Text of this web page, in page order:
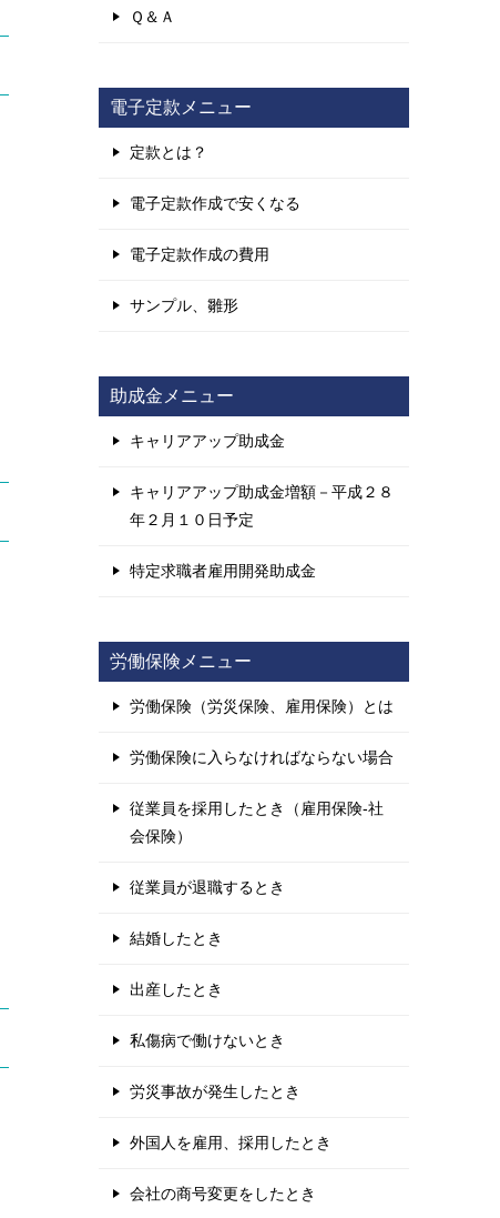
Ｑ＆Ａ
電子定款メニュー
定款とは？
電子定款作成で安くなる
電子定款作成の費用
サンプル、雛形
助成金メニュー
キャリアアップ助成金
キャリアアップ助成金増額－平成２８
年２月１０日予定
特定求職者雇用開発助成金
労働保険メニュー
労働保険（労災保険、雇用保険）とは
労働保険に入らなければならない場合
従業員を採用したとき（雇用保険-社
会保険）
従業員が退職するとき
結婚したとき
出産したとき
私傷病で働けないとき
労災事故が発生したとき
外国人を雇用、採用したとき
会社の商号変更をしたとき